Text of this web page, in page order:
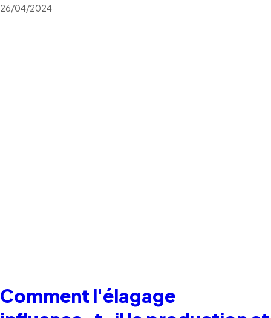
26/04/2024
Comment l'élagage